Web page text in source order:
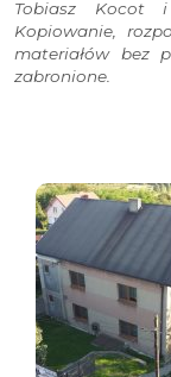
Tobiasz Kocot i
Kopiowanie,
materiałów bez
zabronione.